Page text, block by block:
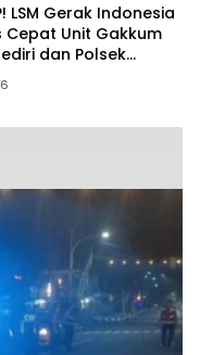
LSM Gerak Indonesia
Cepat Unit Gakkum
dan Polsek